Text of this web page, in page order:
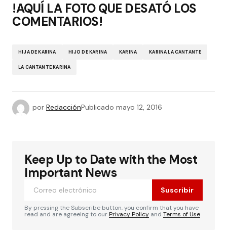
!AQUÍ LA FOTO QUE DESATÓ LOS
COMENTARIOS!
HIJA DE KARINA HIJO DE KARINA KARINA KARINA LA CANTANTE
LA CANTANTE KARINA
por RedacciónPublicado mayo 12, 2016
Keep Up to Date with the Most
Important News
Suscribir
By pressing the Subscribe button, you confirm that you have
read and are agreeing to ourPrivacy Policy and Terms of Use